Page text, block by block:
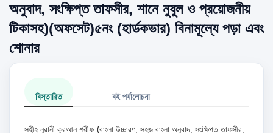
অনুবাদ, সংক্ষিপ্ত তাফসীর, শানে নুযুল ও প্রয়োজনীয়
টিকাসহ)(অফসেট)৫নং (হার্ডকভার) বিনামূল্যে পড়া এবং
শোনার
বিস্তারিত বই পর্যালোচনা
সহীহ নূরানী কুরআন শরীফ (বাংলা উচ্চারণ, সহজ বাংলা অনুবাদ, সংক্ষিপ্ত তাফসীর,